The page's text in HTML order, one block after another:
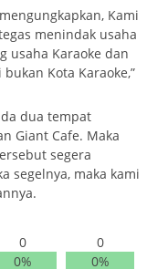
Kami
menindak usaha
usaha Karaoke dan
Kota Karaoke,”
dua tempat
Giant Cafe. Maka
segera
segelnya, maka kami
0
0%
0
0%